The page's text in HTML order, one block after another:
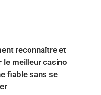
reconnaître et
le meilleur casino
fiable sans se